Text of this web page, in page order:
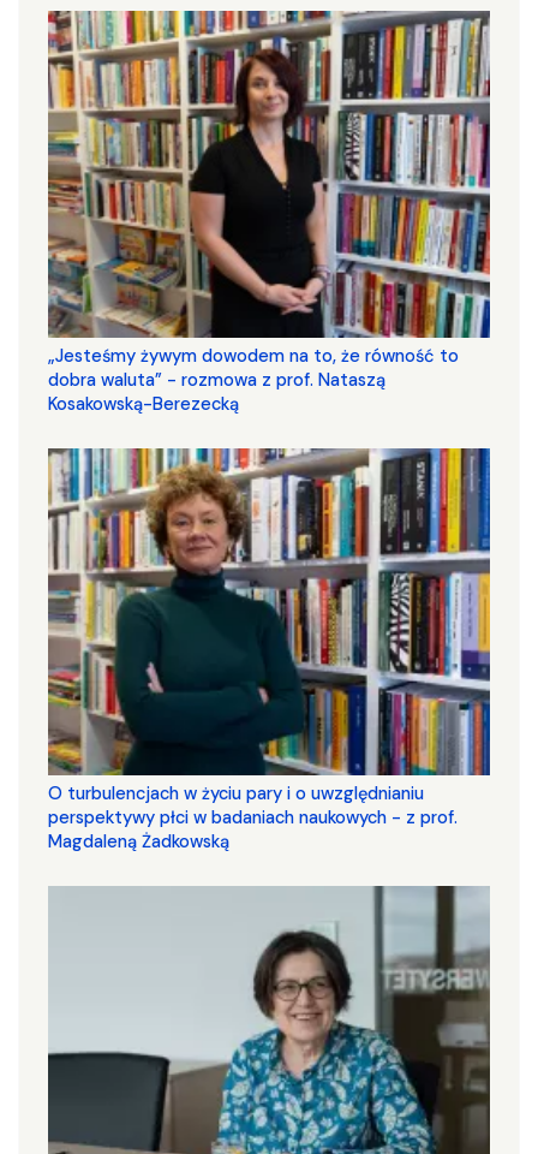
„Jesteśmy żywym dowodem na to, że równość to
dobra waluta” - rozmowa z prof. Nataszą
Kosakowską-Berezecką
O turbulencjach w życiu pary i o uwzględnianiu
perspektywy płci w badaniach naukowych - z prof.
Magdaleną Żadkowską